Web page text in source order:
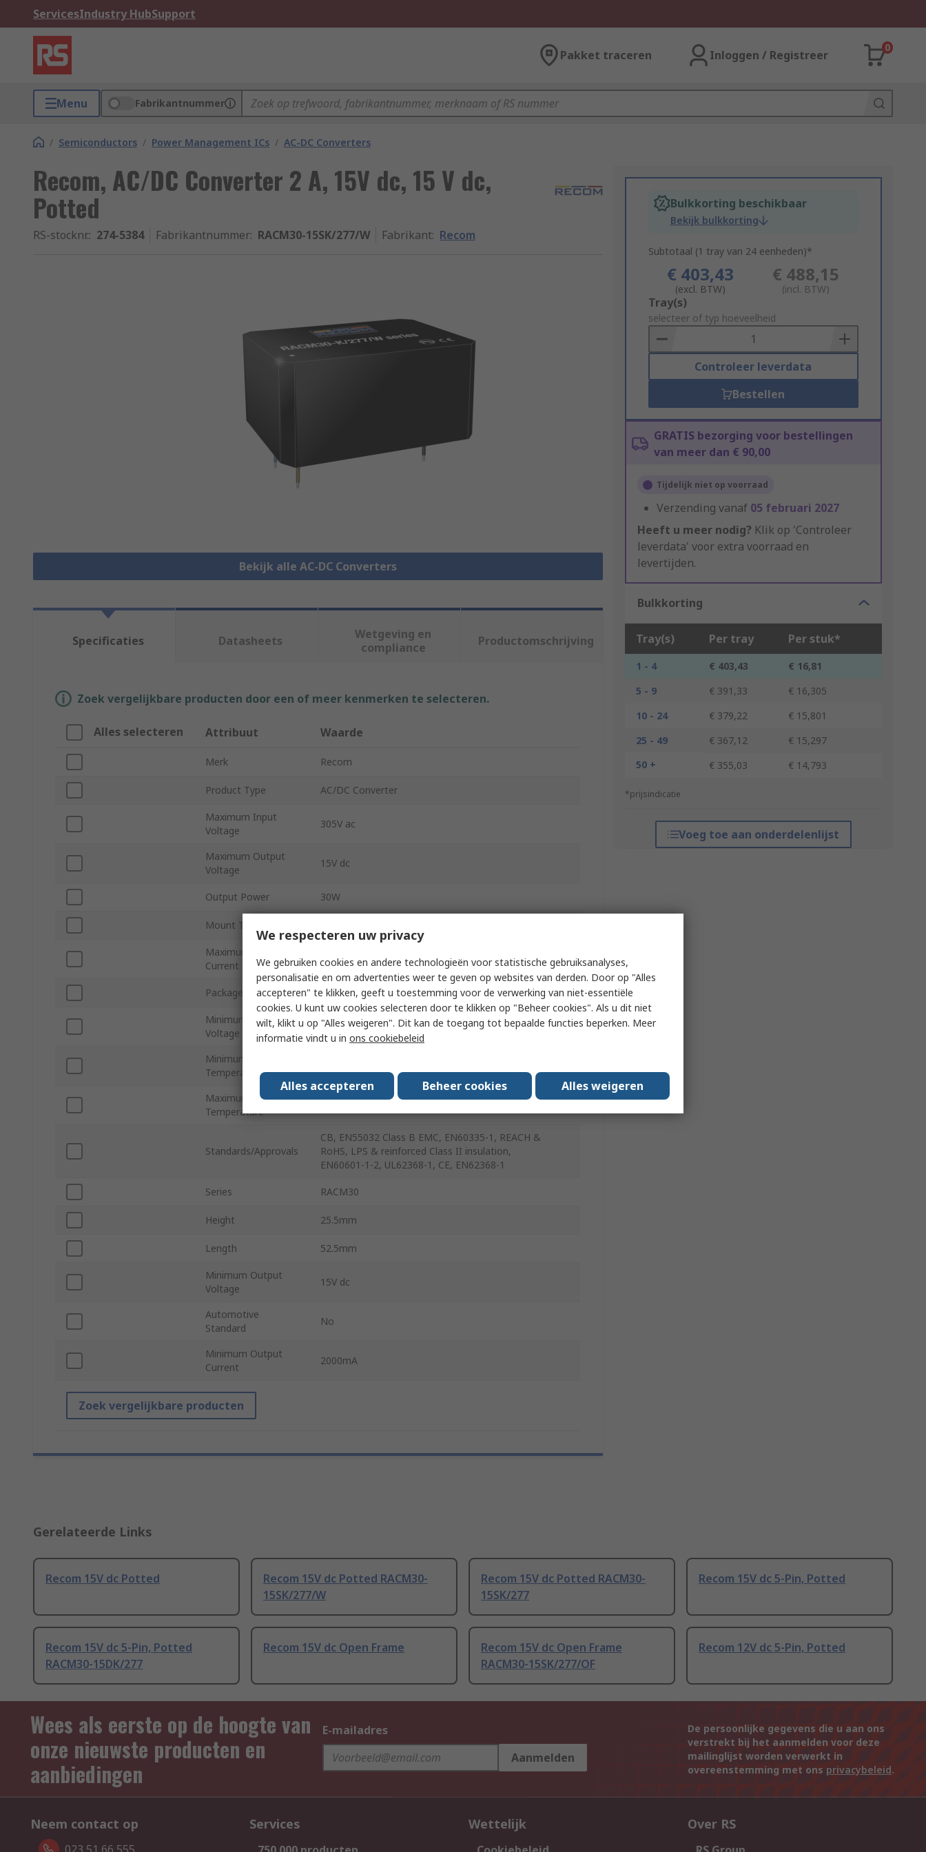
ServicesIndustry HubSupport
Pakket traceren Inloggen / Registreer
0
Menu Fabrikantnummer
/ Semiconductors / Power Management ICs / AC-DC Converters
Recom, AC/DC Converter 2 A, 15V dc, 15 V dc,
Potted
RS-stocknr.: 274-5384 Fabrikantnummer: RACM30-15SK/277/W Fabrikant: Recom
Bekijk alle AC-DC Converters
Bulkkorting beschikbaar
Bekijk bulkkorting
Subtotaal (1 tray van 24 eenheden)*
€ 403,43
(excl. BTW)
€ 488,15
(incl. BTW)
Add
to
Basket
Tray(s)
selecteer of typ hoeveelheid
Controleer leverdata
Bestellen
GRATIS bezorging voor bestellingen
van meer dan € 90,00
Tijdelijk niet op voorraad
Verzending vanaf 05 februari 2027
Heeft u meer nodig? Klik op 'Controleer
leverdata' voor extra voorraad en
levertijden.
Bulkkorting
Tray(s) Per tray Per stuk*
1 - 4 € 403,43
€ 16,81
5 - 9
€ 391,33
€ 16,305
10 - 24
€ 379,22
€ 15,801
25 - 49
€ 367,12
€ 15,297
50 +
€ 355,03 € 14,793
*prijsindicatie
Voeg toe aan onderdelenlijst
Specificaties Datasheets
Wetgeving en
compliance
Productomschrijving
Zoek vergelijkbare producten door een of meer kenmerken te selecteren.
Alles selecteren Attribuut Waarde
Merk Recom
Product Type AC/DC Converter
Maximum Input
Voltage
305V ac
Maximum Output
Voltage
15V dc
Output Power 30W
Mount Type
Maximum Output
Current
2A
Package Type Potted
Minimum Input
Voltage
85V ac
Minimum Operating
Temperature
Maximum Operating
Temperature
Standards/Approvals
CB, EN55032 Class B EMC, EN60335‑1, REACH &
RoHS, LPS & reinforced Class II insulation,
EN60601‑1‑2, UL62368‑1, CE, EN62368‑1
Series RACM30
Height 25.5mm
Length 52.5mm
Minimum Output
Voltage
15V dc
Automotive
Standard
No
Minimum Output
Current
2000mA
Zoek vergelijkbare producten
Gerelateerde Links
Recom 15V dc Potted
Recom 15V dc Potted RACM30-
15SK/277/W
Recom 15V dc Potted RACM30-
15SK/277
Recom 15V dc 5-Pin, Potted
Recom 15V dc 5-Pin, Potted
RACM30-15DK/277
Recom 15V dc Open Frame
Recom 15V dc Open Frame
RACM30-15SK/277/OF
Recom 12V dc 5-Pin, Potted
Wees als eerste op de hoogte van
onze nieuwste producten en
aanbiedingen
E-mailadres
Aanmelden
De persoonlijke gegevens die u aan ons
verstrekt bij het aanmelden voor deze
mailinglijst worden verwerkt in
overeenstemming met ons privacybeleid.
Neem contact op Services Wettelijk Over RS
We respecteren uw privacy
We gebruiken cookies en andere technologieën voor statistische gebruiksanalyses,
personalisatie en om advertenties weer te geven op websites van derden. Door op "Alles
accepteren" te klikken, geeft u toestemming voor de verwerking van niet-essentiële
cookies. U kunt uw cookies selecteren door te klikken op "Beheer cookies". Als u dit niet
wilt, klikt u op "Alles weigeren". Dit kan de toegang tot bepaalde functies beperken. Meer
informatie vindt u in ons cookiebeleid
Alles accepteren Beheer cookies Alles weigeren